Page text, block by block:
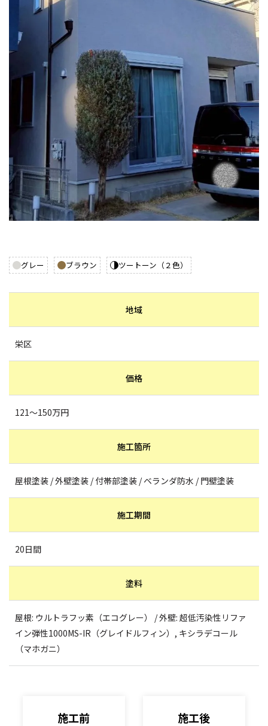
グレー ブラウン ツートーン（２色）
地域
栄区
価格
121～150万円
施工箇所
屋根塗装 / 外壁塗装 / 付帯部塗装 / ベランダ防水 / 門壁塗装
施工期間
20日間
塗料
屋根: ウルトラフッ素（エコグレー） / 外壁: 超低汚染性リファ
イン弾性1000MS-IR（グレイドルフィン）, キシラデコール
（マホガニ）
施工前 施工後